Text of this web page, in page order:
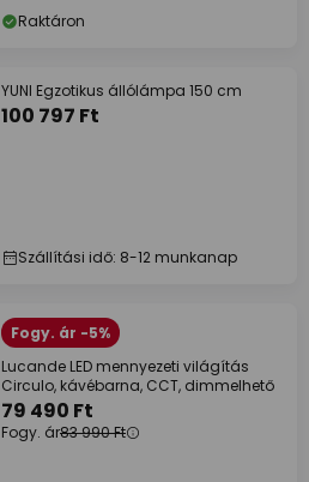
Raktáron
YUNI Egzotikus állólámpa 150 cm
100 797 Ft
Szállítási idő: 8-12 munkanap
Fogy. ár -5%
Lucande LED mennyezeti világítás
Circulo, kávébarna, CCT, dimmelhető
79 490 Ft
Fogy. ár83 990 Ft